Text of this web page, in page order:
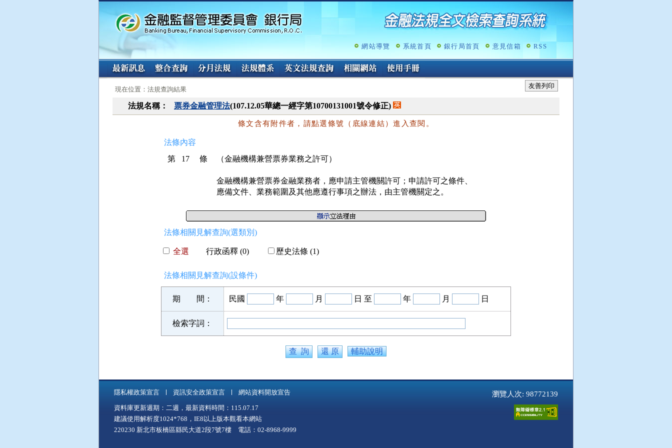
跳
容
網站導覽 系統首頁 銀行局首頁 意見信箱 RSS
:::
現在位置：法規查詢結果 友善列印
法規名稱： 票券金融管理法(107.12.05華總一經字第10700131001號令修正)
條文含有附件者，請點選條號（底線連結）進入查閱。
法條內容
第 17 條
（金融機構兼營票券業務之許可）
金融機構兼營票券金融業務者，應申請主管機關許可；申請許可之條件、
應備文件、業務範圍及其他應遵行事項之辦法，由主管機關定之。
法條相關見解查詢(選類別)
全選 行政函釋 (0) 歷史法條 (1)
法條相關見解查詢(設條件)
期 間： 民國 年 月 日 至 年 月 日
檢索字詞：
輔助說明
隱私權政策宣言 資訊安全政策宣言 網站資料開放宣告 瀏覽人次: 98772139
資料庫更新週期：二週，最新資料時間：115.07.17
建議使用解析度1024*768，IE8以上版本觀看本網站
220230 新北市板橋區縣民大道2段7號7樓 電話：02-8968-9999